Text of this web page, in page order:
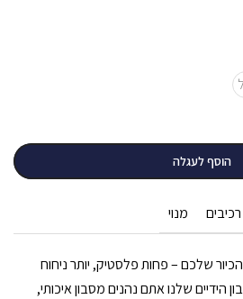
הוסף לעגלה
רכיבים מנוי
שלכם – פחות פלסטיק, יותר ניחוח
הידיים שלנו אתם נהנים מסבון איכותי,